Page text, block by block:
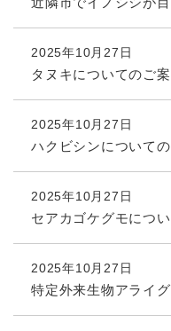
2025年10月27日
タヌキについてのご
2025年10月27日
ハクビシンについて
2025年10月27日
セアカゴケグモにつ
2025年10月27日
特定外来生物アライ